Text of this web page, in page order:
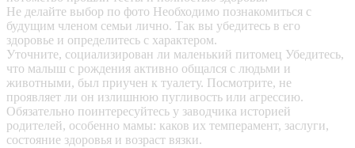
Не делайте выбор по фото Необходимо познакомиться с
будущим членом семьи лично. Так вы убедитесь в его
здоровье и определитесь с характером.
Уточните, социализирован ли маленький питомец Убедитесь,
что малыш с рождения активно общался с людьми и
животными, был приучен к туалету. Посмотрите, не
проявляет ли он излишнюю пугливость или агрессию.
Обязательно поинтересуйтесь у заводчика историей
родителей, особенно мамы: каков их темперамент, заслуги,
состояние здоровья и возраст вязки.